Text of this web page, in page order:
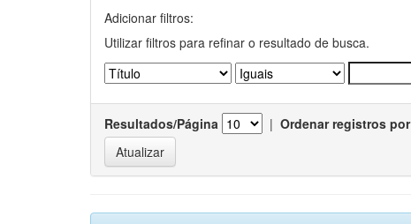
Adicionar filtros:
Utilizar filtros para refinar o resultado de busca.
Resultados/Página | Ordenar registros por